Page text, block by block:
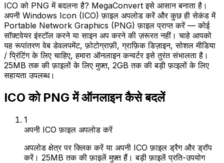
ICO को PNG में बदलना है? MegaConvert इसे आसान बनाता है।
अपनी Windows Icon (ICO) फ़ाइल अपलोड करें और कुछ ही सेकंड में
Portable Network Graphics (PNG) फ़ाइल प्राप्त करें — कोई
सॉफ़्टवेयर इंस्टॉल करने या साइन अप करने की ज़रूरत नहीं। चाहे आपको
यह रूपांतरण वेब डेवलपमेंट, फ़ोटोग्राफ़ी, ग्राफ़िक डिज़ाइन, सोशल मीडिया
/ प्रिंटिंग के लिए चाहिए, हमारा ऑनलाइन कन्वर्टर इसे तुरंत संभालता है।
25MB तक की फ़ाइलों के लिए मुफ़्त, 2GB तक की बड़ी फ़ाइलों के लिए
सहायता उपलब्ध।
ICO को PNG में ऑनलाइन कैसे बदलें
1
अपनी ICO फ़ाइल अपलोड करें
अपलोड क्षेत्र पर क्लिक करें या अपनी ICO फ़ाइल ड्रैग और ड्रॉप
करें। 25MB तक की फ़ाइलें मुफ़्त हैं। बड़ी फ़ाइलें प्रति-उपयोग